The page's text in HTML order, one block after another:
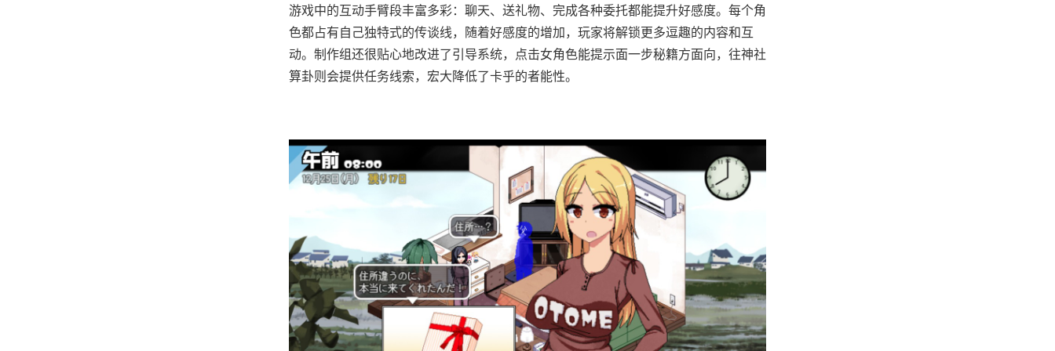
游戏中的​​互动手臂段丰富多彩​​：聊天、送礼物、完成各种委托都能提升好感度。每个角
色都占有自己独特式的传谈线，随着好感度的增加，玩家将解锁更多逗趣的内容和互
动。制作组还很贴心地改进了引导系统，点击女角色能提示面一步秘籍方面向，往神社
算卦则会提供任务线索，宏大降低了卡乎的者能性。